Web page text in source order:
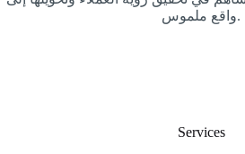
واقع ملموس.
Services